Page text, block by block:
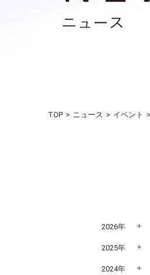
TOP ニュース イベント
2026年
2025年
2024年